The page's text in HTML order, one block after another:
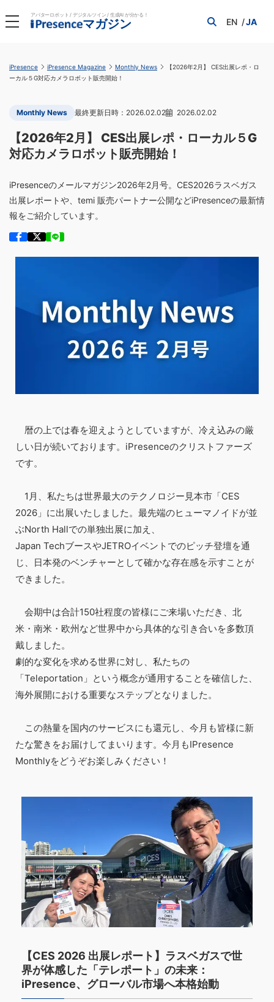
アバターロボット / デジタルツイン / 生成AI が分かる！
マガジン EN JA
iPresence iPresence Magazine Monthly News
【2026年2月】 CES出展レポ・ロ
ーカル５G対応カメラロボット販売開始！
Monthly News 2026.02.02 2026.02.02
【2026年2月】 CES出展レポ・ローカル５G
対応カメラロボット販売開始！
iPresenceのメールマガジン2026年2月号。CES2026ラスベガス
出展レポートや、temi 販売パートナー公開などiPresenceの最新情
報をご紹介しています。
暦の上では春を迎えようとしていますが、冷え込みの厳
しい日が続いております。iPresenceのクリストファーズ
です。
1月、私たちは世界最大のテクノロジー見本市「CES
2026」に出展いたしました。最先端のヒューマノイドが並
ぶNorth Hallでの単独出展に加え、
Japan TechブースやJETROイベントでのピッチ登壇を通
じ、日本発のベンチャーとして確かな存在感を示すことが
できました。
会期中は合計150社程度の皆様にご来場いただき、北
米・南米・欧州など世界中から具体的な引き合いを多数頂
戴しました。
劇的な変化を求める世界に対し、私たちの
「Teleportation」という概念が通用することを確信した、
海外展開における重要なステップとなりました。
この熱量を国内のサービスにも還元し、今月も皆様に新
たな驚きをお届けしてまいります。今月もIPresence
Monthlyをどうぞお楽しみください！
【CES 2026 出展レポート】ラスベガスで世
界が体感した「テレポート」の未来：
iPresence、グローバル市場へ本格始動